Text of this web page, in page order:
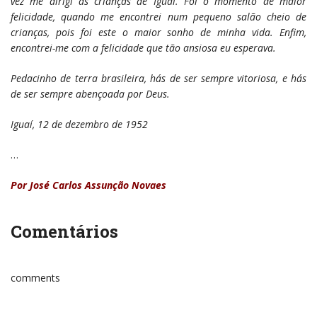
felicidade, quando me encontrei num pequeno salão cheio de
crianças, pois foi este o maior sonho de minha vida. Enfim,
encontrei-me com a felicidade que tão ansiosa eu esperava.
Pedacinho de terra brasileira, hás de ser sempre vitoriosa, e hás
de ser sempre abençoada por Deus.
Iguaí, 12 de dezembro de 1952
…
Por José Carlos Assunção Novaes
Comentários
comments